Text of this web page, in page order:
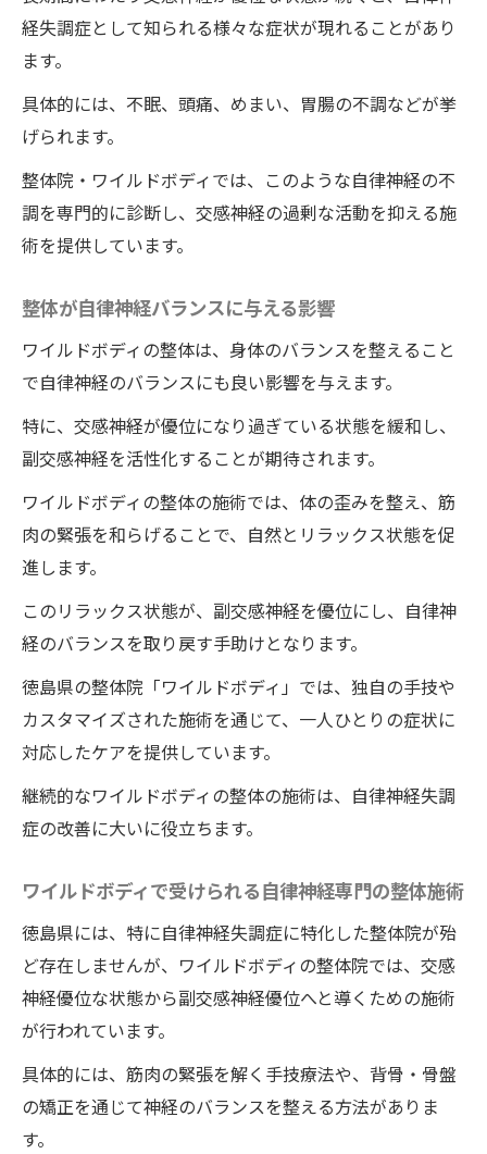
副交感神経を活性化する整体術の実際
内容
整体治療の前後で感じる違いと効果
整体で自律神経を整えるワイルドボディで注目
の施術法とは
自律神経が乱れる原因とその影響
仕組み
ワイルドボディで受けられる最新の整体施
術
日常生活で取り入れる自律神経ケアのポイ
ント
ワイルドボディの整体と生活習慣改善の相
乗効果
交感神経から副交感神経へワイルドボディの整
体で和らぐ自律神経失調症の症状
ワイルドボディの整体で症状が和らぐメカ
ニズム
ワイルドボディの整体で得られるリラック
ワイルドボディでの整体利用者の声
自律神経失調症からの回復を目指すワイル
ドボディの整体の実践例
自律神経のバランスを整えるワイルドボディの
整体施術が注目される理由
自律神経バランス改善の重要性
整体院・ワイルドボディが選ばれる理由
経失調症として知られる様々な症状が現れることがあり
ます。
具体的には、不眠、頭痛、めまい、胃腸の不調などが挙
げられます。
整体院・ワイルドボディでは、このような自律神経の不
調を専門的に診断し、交感神経の過剰な活動を抑える施
術を提供しています。
整体が自律神経バランスに与える影響
ワイルドボディの整体は、身体のバランスを整えること
で自律神経のバランスにも良い影響を与えます。
特に、交感神経が優位になり過ぎている状態を緩和し、
副交感神経を活性化することが期待されます。
ワイルドボディの整体の施術では、体の歪みを整え、筋
肉の緊張を和らげることで、自然とリラックス状態を促
進します。
このリラックス状態が、副交感神経を優位にし、自律神
経のバランスを取り戻す手助けとなります。
徳島県の整体院「ワイルドボディ」では、独自の手技や
カスタマイズされた施術を通じて、一人ひとりの症状に
対応したケアを提供しています。
継続的なワイルドボディの整体の施術は、自律神経失調
症の改善に大いに役立ちます。
ワイルドボディで受けられる自律神経専門の整体施術
徳島県には、特に自律神経失調症に特化した整体院が殆
ど存在しませんが、ワイルドボディの整体院では、交感
神経優位な状態から副交感神経優位へと導くための施術
が行われています。
具体的には、筋肉の緊張を解く手技療法や、背骨・骨盤
の矯正を通じて神経のバランスを整える方法がありま
す。